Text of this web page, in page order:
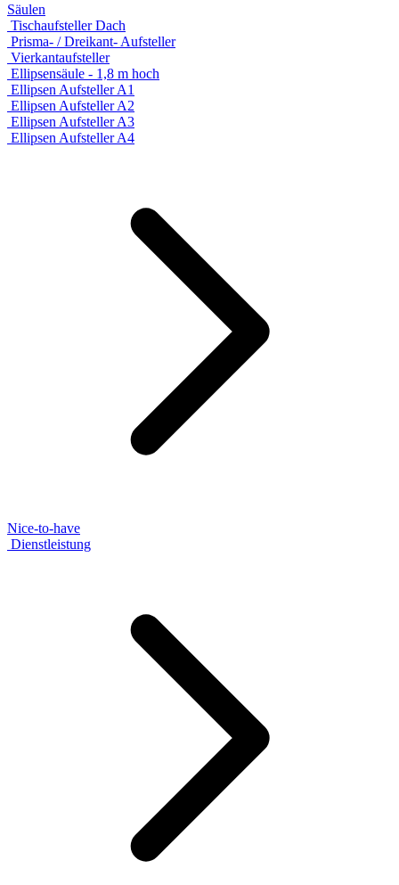
Säulen
Tischaufsteller Dach
Prisma- / Dreikant- Aufsteller
Vierkantaufsteller
Ellipsensäule - 1,8 m hoch
Ellipsen Aufsteller A1
Ellipsen Aufsteller A2
Ellipsen Aufsteller A3
Ellipsen Aufsteller A4
Nice-to-have
Dienstleistung